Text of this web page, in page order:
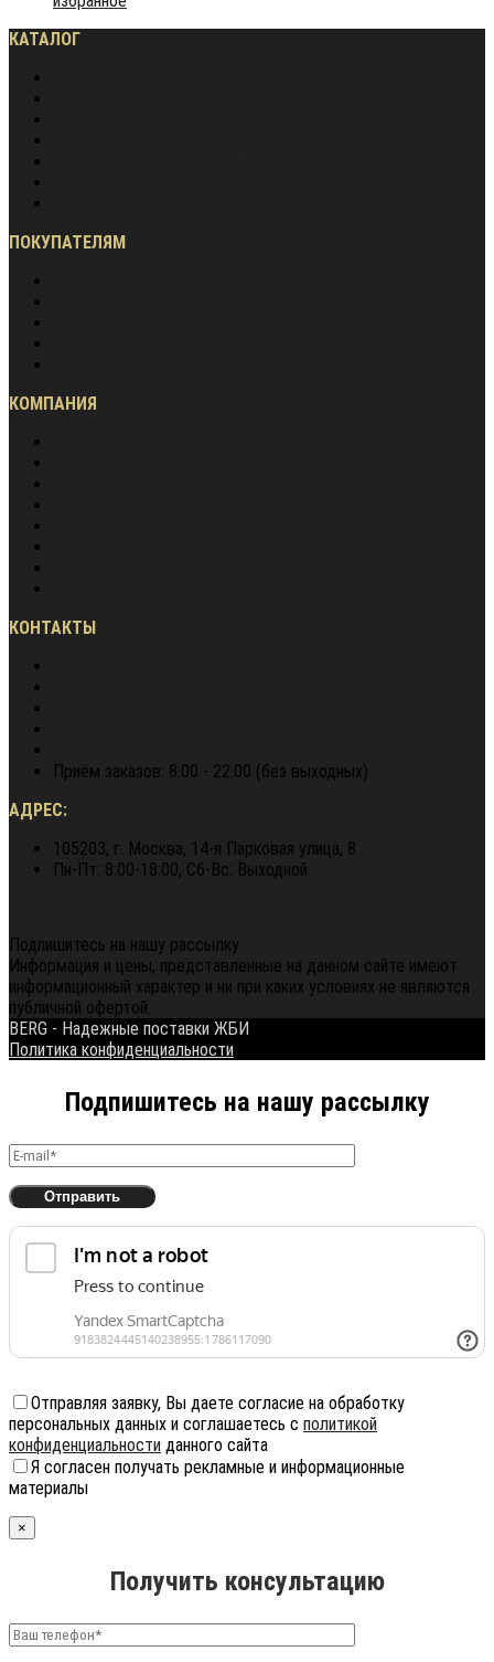
КАТАЛОГ
ПОКУПАТЕЛЯМ
КОМПАНИЯ
КОНТАКТЫ
Приём заказов: 8.00 - 22.00 (без выходных)
АДРЕС:
105203, г. Москва, 14-я Парковая улица, 8
Пн-Пт: 8:00-18:00, Сб-Вс: Выходной
Подпишитесь на нашу рассылку
Информация и цены, представленные на данном сайте имеют
информационный характер и ни при каких условиях не являются
публичной офертой.
BERG - Надежные поставки ЖБИ
Политика конфиденциальности
Подпишитесь на нашу рассылку
Отправляя заявку, Вы даете согласие на обработку
персональных данных и соглашаетесь с политикой
конфиденциальности данного сайта
Я согласен получать рекламные и информационные
материалы
×
Получить консультацию